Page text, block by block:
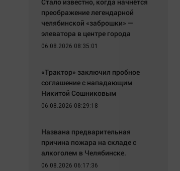
преображение легендарной
челябинской «заброшки» —
элеватора в центре города
06.08.2026 08:35:01
«Трактор» заключил пробное
соглашение с нападающим
Никитой Сошниковым
06.08.2026 08:29:18
Названа предварительная
причина пожара на складе с
алкоголем в Челябинске.
06.08.2026 06:17:36